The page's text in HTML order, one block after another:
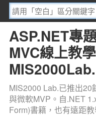
ASP.NET專
MVC線上教
MIS2000Lab.
MIS2000 Lab.已推出
與微軟MVP。自.NET
Form)書籍，也有遠距